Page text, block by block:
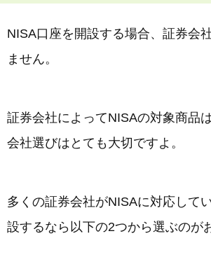
NISA口座を開設する場合、証券会
ません。
証券会社によってNISAの対象商品
会社選びはとても大切ですよ。
多くの証券会社がNISAに対応して
設するなら以下の2つから選ぶのが